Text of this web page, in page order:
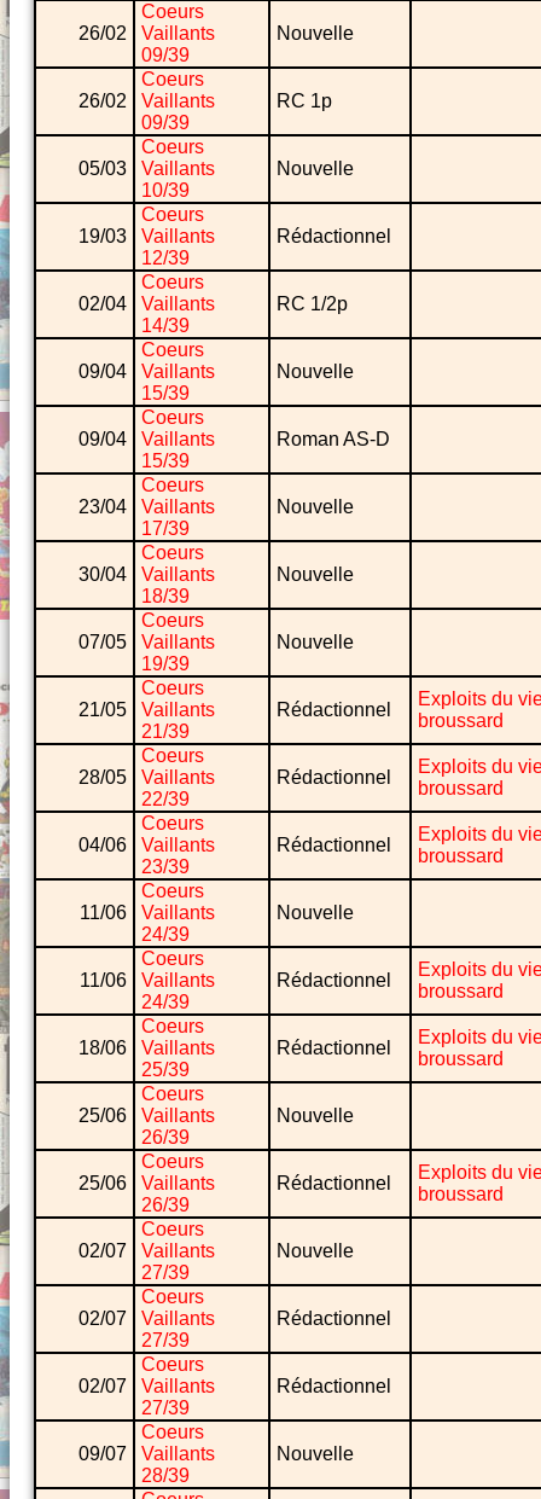
26/02
Coeurs
Vaillants
09/39
Nouvelle
26/02
Coeurs
Vaillants
09/39
RC 1p
05/03
Coeurs
Vaillants
10/39
Nouvelle
19/03
Coeurs
Vaillants
12/39
Rédactionnel
02/04
Coeurs
Vaillants
14/39
RC 1/2p
09/04
Coeurs
Vaillants
15/39
Nouvelle
09/04
Coeurs
Vaillants
15/39
Roman AS-D
23/04
Coeurs
Vaillants
17/39
Nouvelle
30/04
Coeurs
Vaillants
18/39
Nouvelle
07/05
Coeurs
Vaillants
19/39
Nouvelle
21/05
Coeurs
Vaillants
21/39
Rédactionnel
Exploits du
broussard
28/05
Coeurs
Vaillants
22/39
Rédactionnel
Exploits du
broussard
04/06
Coeurs
Vaillants
23/39
Rédactionnel
Exploits du
broussard
11/06
Coeurs
Vaillants
24/39
Nouvelle
11/06
Coeurs
Vaillants
24/39
Rédactionnel
Exploits du
broussard
18/06
Coeurs
Vaillants
25/39
Rédactionnel
Exploits du
broussard
25/06
Coeurs
Vaillants
26/39
Nouvelle
25/06
Coeurs
Vaillants
26/39
Rédactionnel
Exploits du
broussard
02/07
Coeurs
Vaillants
27/39
Nouvelle
02/07
Coeurs
Vaillants
27/39
Rédactionnel
02/07
Coeurs
Vaillants
27/39
Rédactionnel
09/07
Coeurs
Vaillants
28/39
Nouvelle